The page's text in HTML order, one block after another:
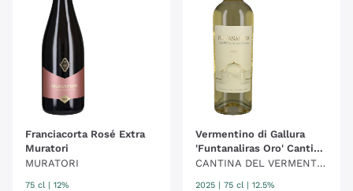
Franciacorta Rosé Extra
Muratori
MURATORI
75 cl | 12%
Vermentino di Gallura
'Funtanaliras Oro' Cantina
del Vermentino
CANTINA DEL VERMENTIN
2025 | 75 cl | 12.5%